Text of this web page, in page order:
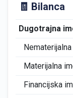
🧾 Bilanca
Dugotrajna
Materijalna
Financijska